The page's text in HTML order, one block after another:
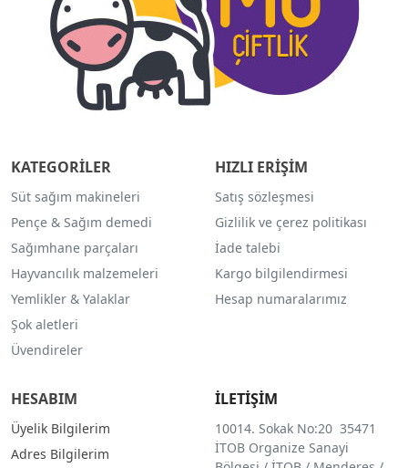
KATEGORİLER
Süt sağım makineleri
Pençe & Sağım demedi
Sağımhane parçaları
Hayvancılık malzemeleri
Yemlikler & Yalaklar
Şok aletleri
Üvendireler
HIZLI ERİŞİM
Satış sözleşmesi
Gizlilik ve çerez politikası
İade talebi
Kargo bilgilendirmesi
Hesap numaralarımız
HESABIM
Üyelik Bilgilerim
Adres Bilgilerim
İLETİŞİM
10014. Sokak No:20 35471
İTOB Organize Sanayi